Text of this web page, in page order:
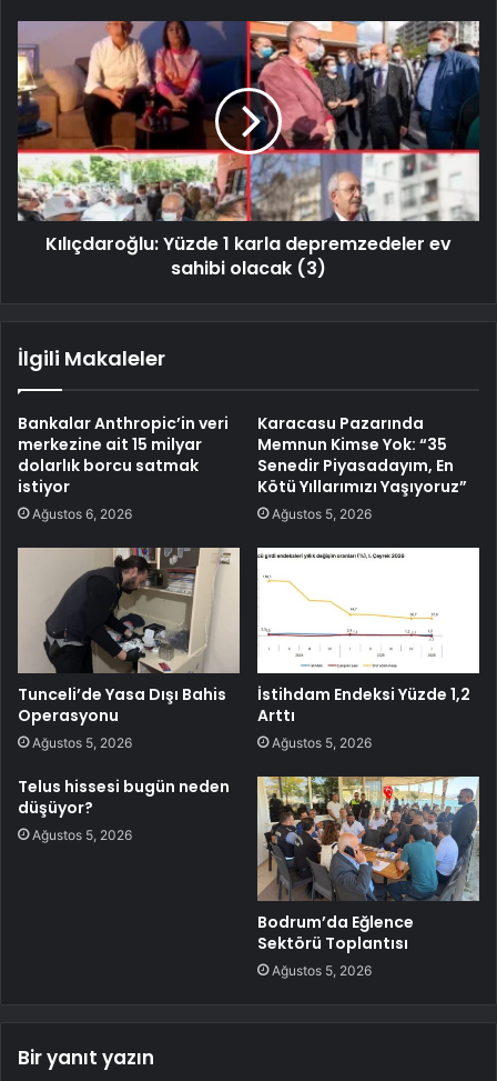
Kılıçdaroğlu: Yüzde 1 karla depremzedeler ev
sahibi olacak (3)
İlgili Makaleler
Bankalar Anthropic’in veri
merkezine ait 15 milyar
dolarlık borcu satmak
istiyor
Ağustos 6, 2026
Karacasu Pazarında
Memnun Kimse Yok: “35
Senedir Piyasadayım, En
Kötü Yıllarımızı Yaşıyoruz”
Ağustos 5, 2026
Tunceli’de Yasa Dışı Bahis
Operasyonu
Ağustos 5, 2026
İstihdam Endeksi Yüzde 1,2
Arttı
Ağustos 5, 2026
Telus hissesi bugün neden
düşüyor?
Ağustos 5, 2026
Bodrum’da Eğlence
Sektörü Toplantısı
Ağustos 5, 2026
Bir yanıt yazın